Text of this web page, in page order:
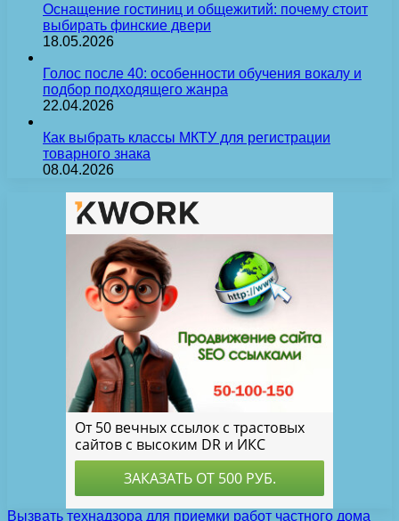
Оснащение гостиниц и общежитий: почему стоит
выбирать финские двери
18.05.2026
Голос после 40: особенности обучения вокалу и
подбор подходящего жанра
22.04.2026
Как выбрать классы МКТУ для регистрации
товарного знака
08.04.2026
Вызвать технадзора для приемки работ частного дома